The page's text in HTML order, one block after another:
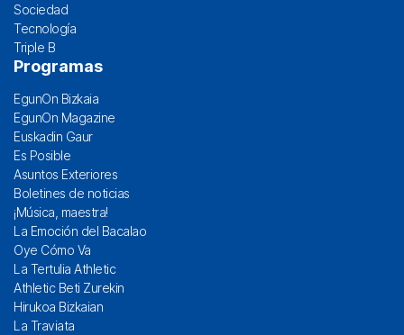
Sociedad
Tecnología
Triple B
Programas
EgunOn Bizkaia
EgunOn Magazine
Euskadin Gaur
Es Posible
Asuntos Exteriores
Boletines de noticias
¡Música, maestra!
La Emoción del Bacalao
Oye Cómo Va
La Tertulia Athletic
Athletic Beti Zurekin
Hirukoa Bizkaian
La Traviata